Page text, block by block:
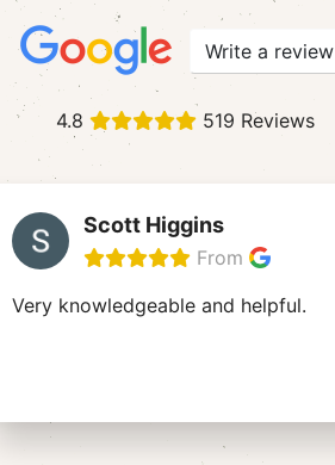
Write a review
4.8 519 Reviews
Scott Higgins
From
Very knowledgeable and helpful.